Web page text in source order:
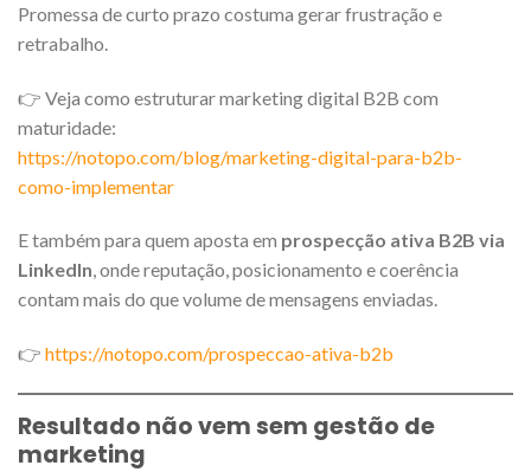
Promessa de curto prazo costuma gerar frustração e
retrabalho.
👉 Veja como estruturar marketing digital B2B com
maturidade:
https://notopo.com/blog/marketing-digital-para-b2b-
como-implementar
E também para quem aposta em prospecção ativa B2B via
LinkedIn, onde reputação, posicionamento e coerência
contam mais do que volume de mensagens enviadas.
👉 https://notopo.com/prospeccao-ativa-b2b
Resultado não vem sem gestão de
marketing